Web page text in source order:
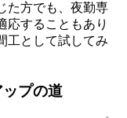
た方でも、夜勤専
応することもあり
工として試してみ
プの道